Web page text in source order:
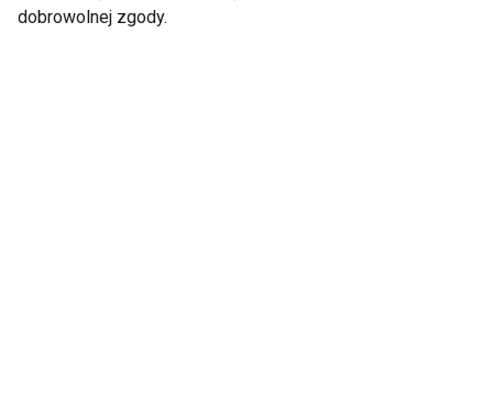
dobrowolnej zgody.